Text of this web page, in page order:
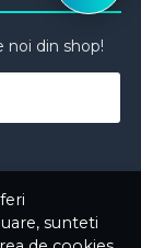
sunteti
noi din shop!